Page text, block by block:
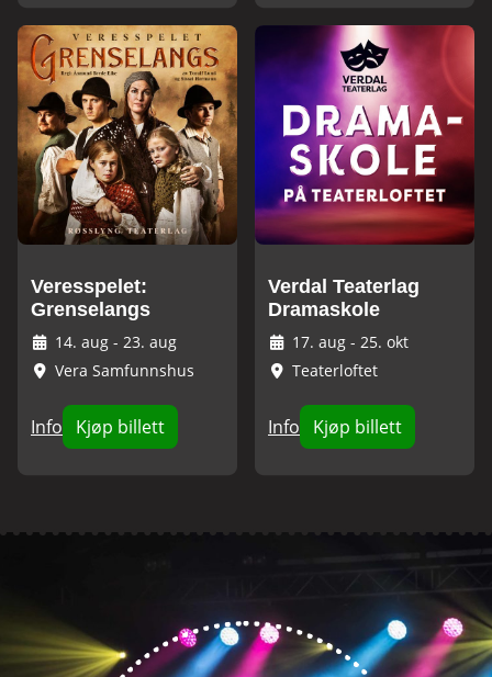
Veresspelet:
Grenselangs
14. aug - 23. aug
Vera Samfunnshus
Info Kjøp billett
Verdal Teaterlag
Dramaskole
17. aug - 25. okt
Teaterloftet
Info Kjøp billett